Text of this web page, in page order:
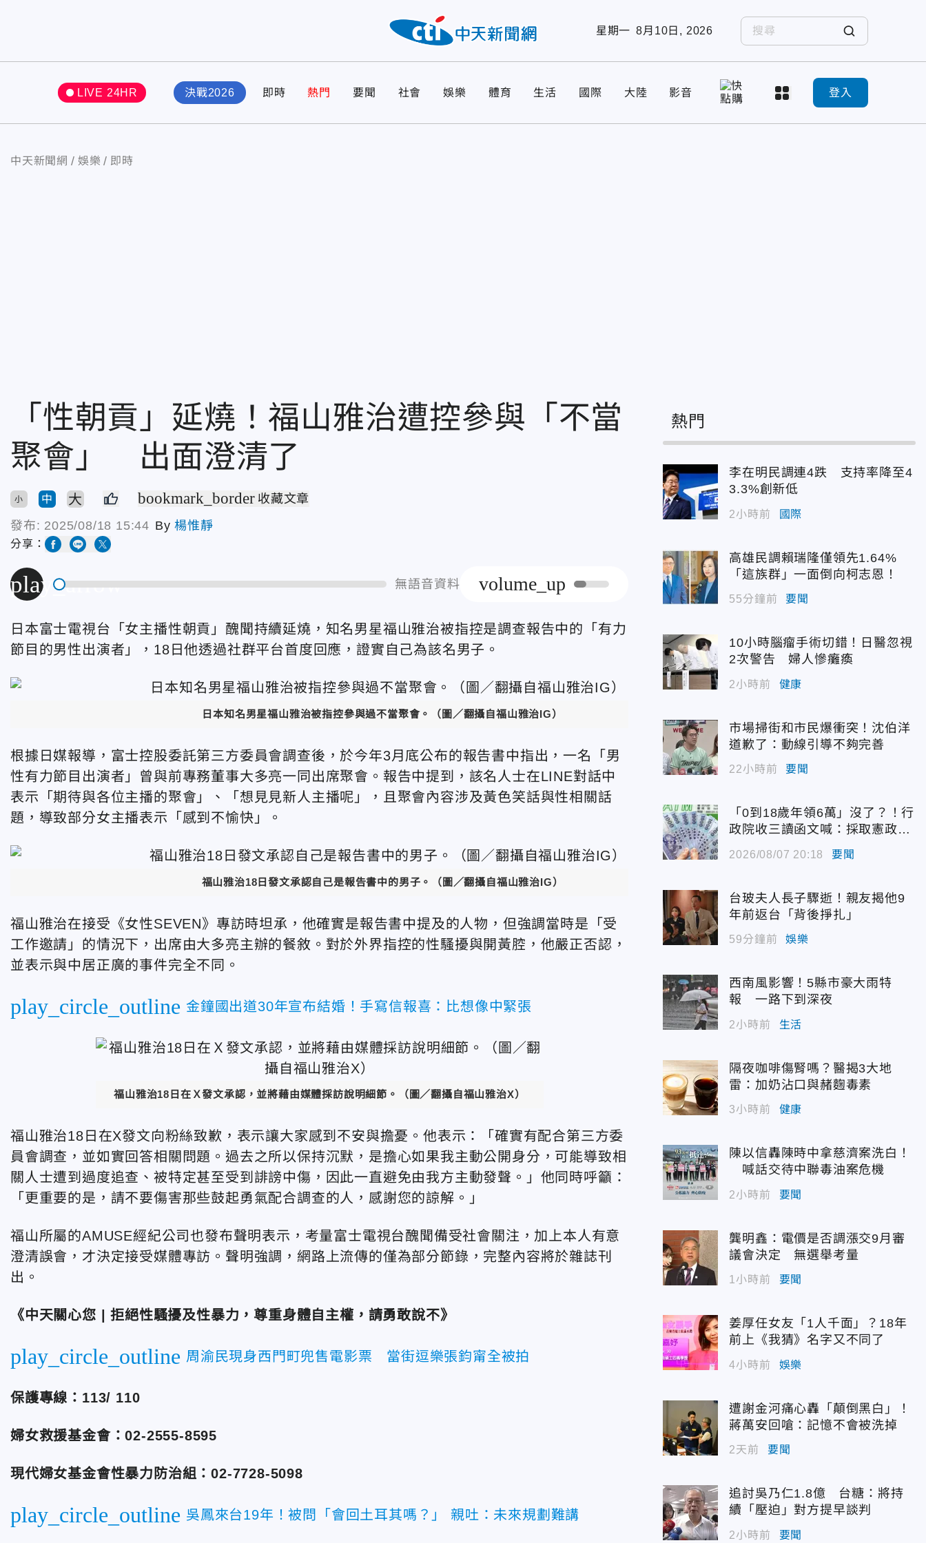
星期一 8月10日, 2026
LIVE 24HR 決戰2026 即時 熱門 要聞 社會 娛樂 體育 生活 國際 大陸 影音 登入
中天新聞網 娛樂 即時
「性朝貢」延燒！福山雅治遭控參與「不當
聚會」 出面澄清了
小 中 大 bookmark_border 收藏文章
發布: 2025/08/18 15:44 By楊惟靜
分享：
play_arrow 無語音資料 volume_up
日本富士電視台「女主播性朝貢」醜聞持續延燒，知名男星福山雅治被指控是調查報告中的「有力
節目的男性出演者」，18日他透過社群平台首度回應，證實自己為該名男子。
日本知名男星福山雅治被指控參與過不當聚會。（圖／翻攝自福山雅治IG）
根據日媒報導，富士控股委託第三方委員會調查後，於今年3月底公布的報告書中指出，一名「男
性有力節目出演者」曾與前專務董事大多亮一同出席聚會。報告中提到，該名人士在LINE對話中
表示「期待與各位主播的聚會」、「想見見新人主播呢」，且聚會內容涉及黃色笑話與性相關話
題，導致部分女主播表示「感到不愉快」。
福山雅治18日發文承認自己是報告書中的男子。（圖／翻攝自福山雅治IG）
福山雅治在接受《女性SEVEN》專訪時坦承，他確實是報告書中提及的人物，但強調當時是「受
工作邀請」的情況下，出席由大多亮主辦的餐敘。對於外界指控的性騷擾與開黃腔，他嚴正否認，
並表示與中居正廣的事件完全不同。
play_circle_outline 金鐘國出道30年宣布結婚！手寫信報喜：比想像中緊張
福山雅治18日在Ｘ發文承認，並將藉由媒體採訪說明細節。（圖／翻攝自福山雅治X）
福山雅治18日在X發文向粉絲致歉，表示讓大家感到不安與擔憂。他表示：「確實有配合第三方委
員會調查，並如實回答相關問題。過去之所以保持沉默，是擔心如果我主動公開身分，可能導致相
關人士遭到過度追查、被特定甚至受到誹謗中傷，因此一直避免由我方主動發聲。」他同時呼籲：
「更重要的是，請不要傷害那些鼓起勇氣配合調查的人，感謝您的諒解。」
福山所屬的AMUSE經紀公司也發布聲明表示，考量富士電視台醜聞備受社會關注，加上本人有意
澄清誤會，才決定接受媒體專訪。聲明強調，網路上流傳的僅為部分節錄，完整內容將於雜誌刊
出。
《中天關心您 | 拒絕性騷擾及性暴力，尊重身體自主權，請勇敢說不》
play_circle_outline 周渝民現身西門町兜售電影票 當街逗樂張鈞甯全被拍
保護專線：113/ 110
婦女救援基金會：02-2555-8595
現代婦女基金會性暴力防治組：02-7728-5098
play_circle_outline 吳鳳來台19年！被問「會回土耳其嗎？」 親吐：未來規劃難講
熱門
李在明民調連4跌 支持率降至4
3.3%創新低
2小時前 國際
高雄民調賴瑞隆僅領先1.64%
「這族群」一面倒向柯志恩！
55分鐘前 要聞
10小時腦瘤手術切錯！日醫忽視
2次警告 婦人慘癱瘓
2小時前 健康
市場掃街和市民爆衝突！沈伯洋
道歉了：動線引導不夠完善
22小時前 要聞
「0到18歲年領6萬」沒了？！行
政院收三讀函文喊：採取憲政作
2026/08/07 20:18 要聞
台玻夫人長子驟逝！親友揭他9
年前返台「背後掙扎」
59分鐘前 娛樂
西南風影響！5縣市豪大雨特
報 一路下到深夜
2小時前 生活
隔夜咖啡傷腎嗎？醫揭3大地
雷：加奶沾口與赭麴毒素
3小時前 健康
陳以信轟陳時中拿慈濟案洗白！
喊話交待中聯毒油案危機
2小時前 要聞
龔明鑫：電價是否調漲交9月審
議會決定 無選舉考量
1小時前 要聞
姜厚任女友「1人千面」？18年
前上《我猜》名字又不同了
4小時前 娛樂
遭謝金河痛心轟「顛倒黑白」！
蔣萬安回嗆：記憶不會被洗掉
2天前 要聞
追討吳乃仁1.8億 台糖：將持
續「壓迫」對方提早談判
2小時前 要聞